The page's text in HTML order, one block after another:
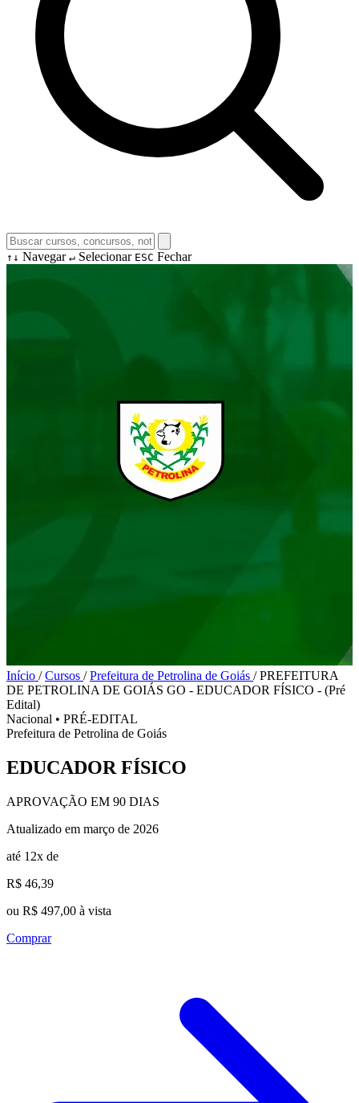
↑↓ Navegar ↵ Selecionar ESC Fechar
Início / Cursos / Prefeitura de Petrolina de Goiás / PREFEITURA
DE PETROLINA DE GOIÁS GO - EDUCADOR FÍSICO - (Pré
Edital)
Nacional • PRÉ-EDITAL
Prefeitura de Petrolina de Goiás
EDUCADOR FÍSICO
APROVAÇÃO EM 90 DIAS
Atualizado em março de 2026
até 12x de
R$ 46,39
ou R$ 497,00 à vista
Comprar